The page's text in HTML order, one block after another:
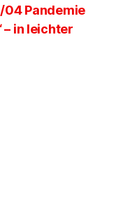
Pandemie
– in leichter